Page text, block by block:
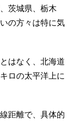
茨城県、栃木
の方々は特に気
はなく、北海道
ロの太平洋上に
距離で、具体的